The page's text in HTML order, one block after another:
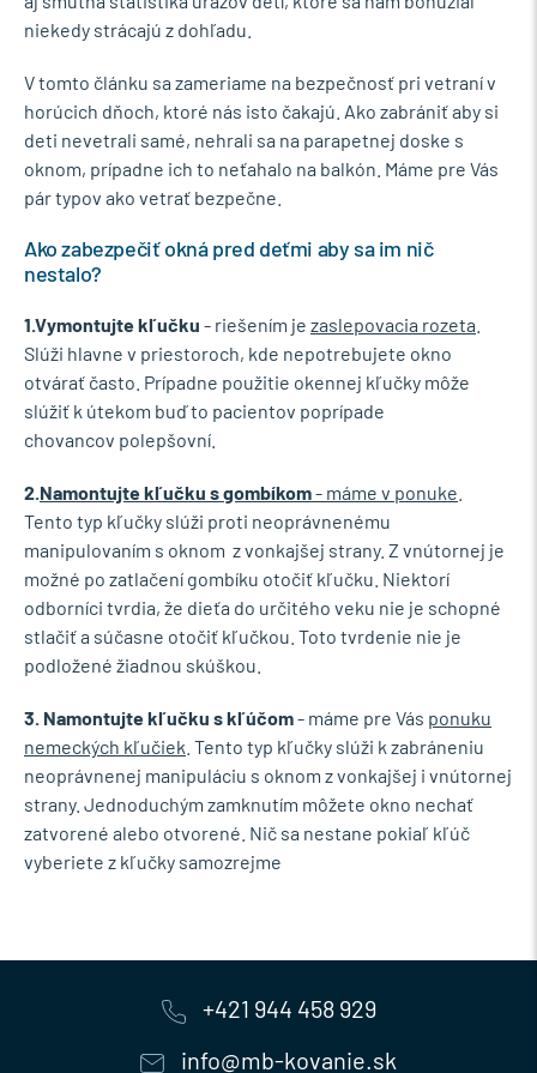
niekedy strácajú z dohľadu.
V tomto článku sa zameriame na bezpečnosť pri vetraní v
horúcich dňoch, ktoré nás isto čakajú. Ako zabrániť aby si
deti nevetrali samé, nehrali sa na parapetnej doske s
oknom, prípadne ich to neťahalo na balkón. Máme pre Vás
pár typov ako vetrať bezpečne.
Ako zabezpečiť okná pred deťmi aby sa im nič
nestalo?
1.Vymontujte kľučku - riešením je zaslepovacia rozeta
Slúži hlavne v priestoroch, kde nepotrebujete okno
otvárať často. Prípadne použitie okennej kľučky môže
slúžiť k útekom buď to pacientov poprípade
chovancov polepšovní.
2.Namontujte kľučku s gombíkom- máme v ponuke
Tento typ kľučky slúži proti neoprávnenému
manipulovaním s oknom z vonkajšej strany. Z vnútornej je
možné po zatlačení gombíku otočiť kľučku. Niektorí
odborníci tvrdia, že dieťa do určitého veku nie je schopné
stlačiť a súčasne otočiť kľučkou. Toto tvrdenie nie je
podložené žiadnou skúškou.
3. Namontujte kľučku s kľúčom- máme pre Vás ponuku
nemeckých kľučiek . Tento typ kľučky slúži k zabráneniu
neoprávnenej manipuláciu s oknom z vonkajšej i vnútornej
strany. Jednoduchým zamknutím môžete okno nechať
zatvorené alebo otvorené. Nič sa nestane pokiaľ kľúč
vyberiete z kľučky samozrejme
+421 944 458 929
info@mb-kovanie.sk